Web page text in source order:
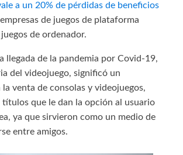
a un 20% de pérdidas de beneficios
de juegos de plataforma
de ordenador.
llegada de la pandemia por Covid-19,
del videojuego, significó un
venta de consolas y videojuegos,
que le dan la opción al usuario
ya que sirvieron como un medio de
entre amigos.